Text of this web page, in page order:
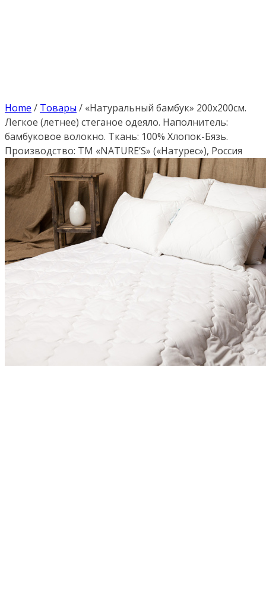
Home / Товары / «Натуральный бамбук» 200х200см.
Легкое (летнее) стеганое одеяло. Наполнитель:
бамбуковое волокно. Ткань: 100% Хлопок-Бязь.
Производство: ТМ «NATURE’S» («Натурес»), Россия